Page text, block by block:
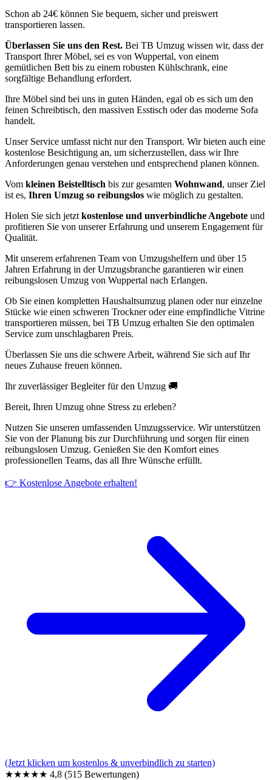
Schon ab 24€ können Sie bequem, sicher und preiswert
transportieren lassen.
Überlassen Sie uns den Rest. Bei TB Umzug wissen wir, dass der
Transport Ihrer Möbel, sei es von Wuppertal, von einem
gemütlichen Bett bis zu einem robusten Kühlschrank, eine
sorgfältige Behandlung erfordert.
Ihre Möbel sind bei uns in guten Händen, egal ob es sich um den
feinen Schreibtisch, den massiven Esstisch oder das moderne Sofa
handelt.
Unser Service umfasst nicht nur den Transport. Wir bieten auch eine
kostenlose Besichtigung an, um sicherzustellen, dass wir Ihre
Anforderungen genau verstehen und entsprechend planen können.
Vom kleinen Beistelltisch bis zur gesamten Wohnwand, unser Ziel
ist es, Ihren Umzug so reibungslos wie möglich zu gestalten.
Holen Sie sich jetzt kostenlose und unverbindliche Angebote und
profitieren Sie von unserer Erfahrung und unserem Engagement für
Qualität.
Mit unserem erfahrenen Team von Umzugshelfern und über 15
Jahren Erfahrung in der Umzugsbranche garantieren wir einen
reibungslosen Umzug von Wuppertal nach Erlangen.
Ob Sie einen kompletten Haushaltsumzug planen oder nur einzelne
Stücke wie einen schweren Trockner oder eine empfindliche Vitrine
transportieren müssen, bei TB Umzug erhalten Sie den optimalen
Service zum unschlagbaren Preis.
Überlassen Sie uns die schwere Arbeit, während Sie sich auf Ihr
neues Zuhause freuen können.
Ihr zuverlässiger Begleiter für den Umzug 🚚
Bereit, Ihren Umzug ohne Stress zu erleben?
Nutzen Sie unseren umfassenden Umzugsservice. Wir unterstützen
Sie von der Planung bis zur Durchführung und sorgen für einen
reibungslosen Umzug. Genießen Sie den Komfort eines
professionellen Teams, das all Ihre Wünsche erfüllt.
👉 Kostenlose Angebote erhalten!
(Jetzt klicken um kostenlos & unverbindlich zu starten)
★★★★★ 4,8 (515 Bewertungen)